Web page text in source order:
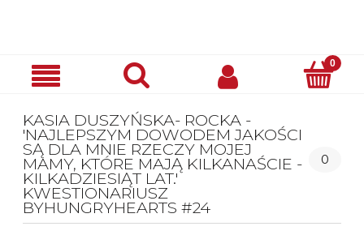
KASIA DUSZYŃSKA- ROCKA -
'NAJLEPSZYM DOWODEM JAKOŚCI
SĄ DLA MNIE RZECZY MOJEJ
MAMY, KTÓRE MAJĄ KILKANAŚCIE -
KILKADZIESIĄT LAT.'
KWESTIONARIUSZ
BYHUNGRYHEARTS #24
0